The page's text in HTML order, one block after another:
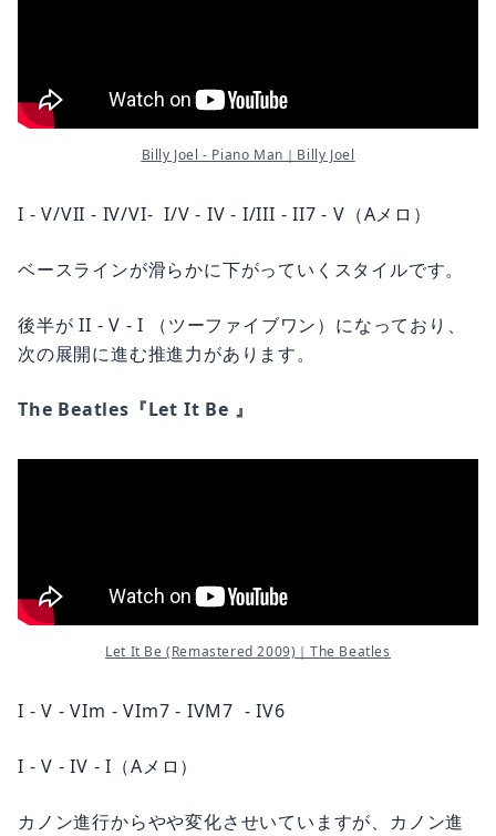
Billy Joel - Piano Man｜Billy Joel
I - V/VII - IV/VI- I/V - IV - I/III - II7 - V（Aメロ）
ベースラインが滑らかに下がっていくスタイルです。
後半が II - V - I （ツーファイブワン）になっており、
次の展開に進む推進力があります。
The Beatles『Let It Be 』
Let It Be (Remastered 2009)｜The Beatles
I - V - VIm - VIm7 - IVM7 - IV6
I - V - IV - I（Aメロ）
カノン進行からやや変化させいていますが、カノン進